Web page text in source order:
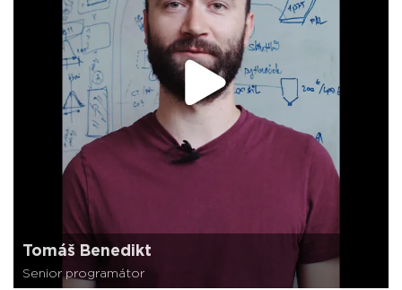
Tomáš Benedikt
Senior programátor